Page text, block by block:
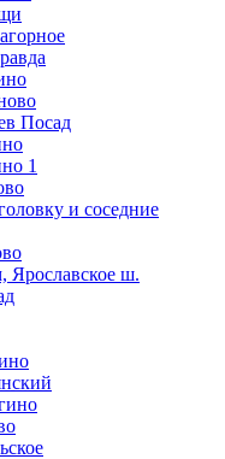
Посад
1
и соседние
Ярославское ш.